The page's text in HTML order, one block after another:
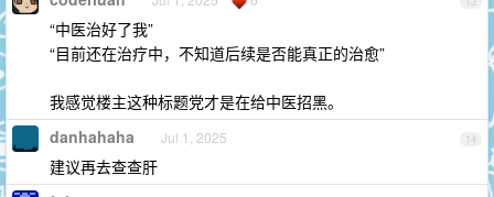
“中医治好了我”
“目前还在治疗中，不知道后续是否能真正的治愈”
我感觉楼主这种标题党才是在给中医招黑。
14
danhahaha Jul 1, 2025
建议再去查查肝